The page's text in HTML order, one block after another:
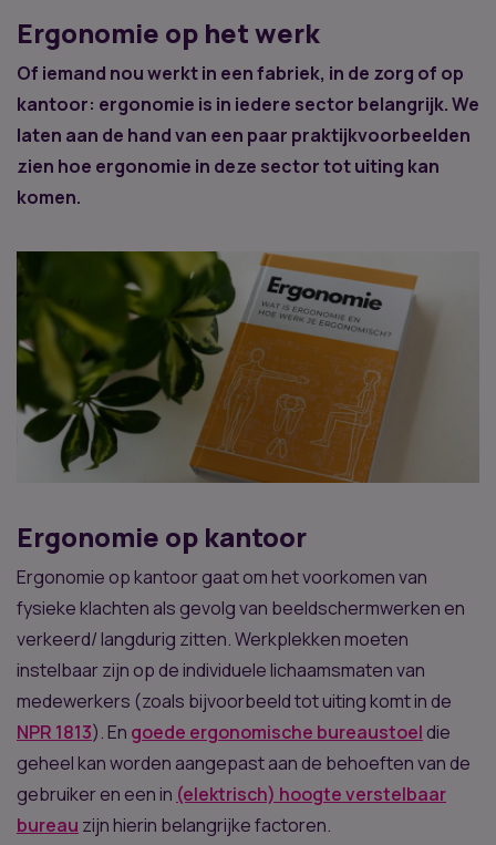
Ergonomie op het werk
Of iemand nou werkt in een fabriek, in de zorg of op
kantoor: ergonomie is in iedere sector belangrijk. We
laten aan de hand van een paar praktijkvoorbeelden
zien hoe ergonomie in deze sector tot uiting kan
komen.
Ergonomie op kantoor
Ergonomie op kantoor gaat om het voorkomen van
fysieke klachten als gevolg van beeldschermwerken en
verkeerd/ langdurig zitten. Werkplekken moeten
instelbaar zijn op de individuele lichaamsmaten van
medewerkers (zoals bijvoorbeeld tot uiting komt in de
NPR 1813). En goede ergonomische bureaustoel die
geheel kan worden aangepast aan de behoeften van de
gebruiker en een in (elektrisch) hoogte verstelbaar
bureau zijn hierin belangrijke factoren.